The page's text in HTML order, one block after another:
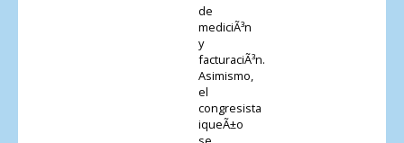
de
mediciÃ³n
y
facturaciÃ³n.
Asimismo,
el
congresista
iqueÃ±o